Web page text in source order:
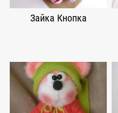
Зайка Кнопка